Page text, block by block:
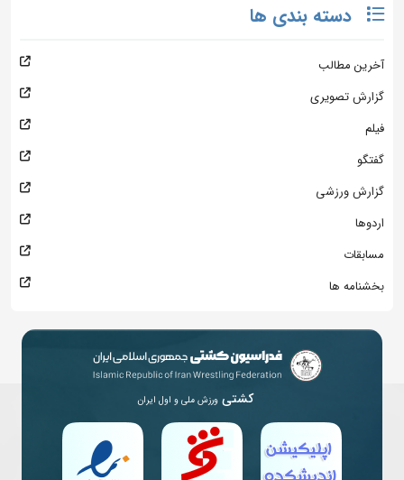
دسته بندی ها
آخرین مطالب
گزارش تصویری
فیلم
گفتگو
گزارش ورزشی
اردوها
مسابقات
بخشنامه ها
کشتی ورزش ملی و اول ایران